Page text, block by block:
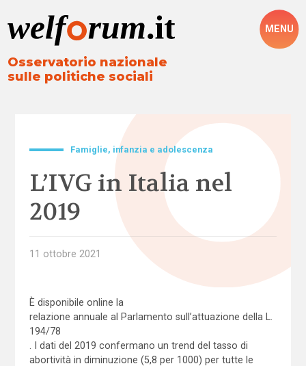
Osservatorio nazionale
sulle politiche sociali
MENU
Famiglie, infanzia e adolescenza
L’IVG in Italia nel
2019
11 ottobre 2021
È disponibile online la
relazione annuale al Parlamento sull’attuazione della L.
194/78
. I dati del 2019 confermano un trend del tasso di
abortività in diminuzione (5,8 per 1000) per tutte le